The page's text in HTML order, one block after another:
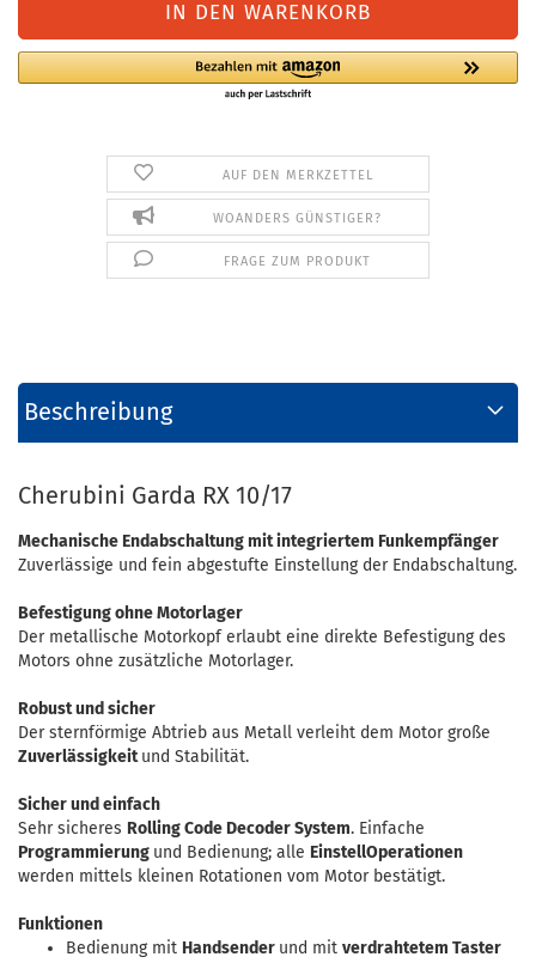
AUF DEN MERKZETTEL
WOANDERS GÜNSTIGER?
FRAGE ZUM PRODUKT
Beschreibung
Cherubini Garda RX 10/17
Mechanische Endabschaltung mit integriertem Funkempfänger
Zuverlässige und fein abgestufte Einstellung der Endabschaltung.
Befestigung ohne Motorlager
Der metallische Motorkopf erlaubt eine direkte Befestigung des
Motors ohne zusätzliche Motorlager.
Robust und sicher
Der sternförmige Abtrieb aus Metall verleiht dem Motor große
Zuverlässigkeitund Stabilität.
Sicher und einfach
Sehr sicheres Rolling Code Decoder System. Einfache
Programmierung und Bedienung; alle EinstellOperationen
werden mittels kleinen Rotationen vom Motor bestätigt.
Funktionen
Bedienung mit Handsender und mit verdrahtetem Taster